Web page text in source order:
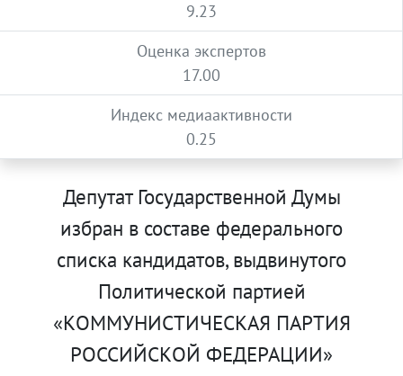
9.23
Оценка экспертов
17.00
Индекс медиаактивности
0.25
Депутат Государственной Думы
избран в составе федерального
списка кандидатов, выдвинутого
Политической партией
«КОММУНИСТИЧЕСКАЯ ПАРТИЯ
РОССИЙСКОЙ ФЕДЕРАЦИИ»